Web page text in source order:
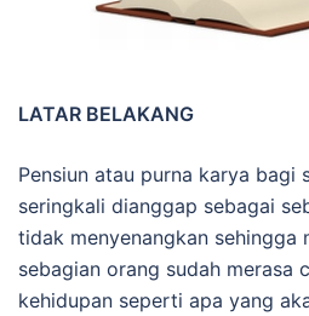
LATAR BELAKANG
Pensiun atau purna karya bagi
seringkali dianggap sebagai
tidak menyenangkan sehingga
sebagian orang sudah merasa
kehidupan seperti apa yang